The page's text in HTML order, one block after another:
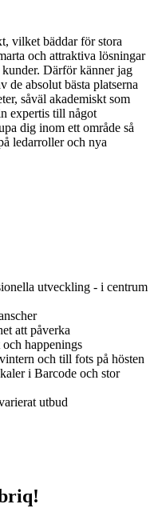
vilket bäddar för stora
och attraktiva lösningar
Därför känner jag
de absolut bästa platserna
såväl akademiskt som
expertis till något
dig inom ett område så
ledarroller och nya
utveckling - i centrum
att påverka
happenings
och till fots på hösten
i Barcode och stor
utbud